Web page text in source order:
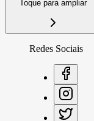
Toque para ampliar
Redes Sociais